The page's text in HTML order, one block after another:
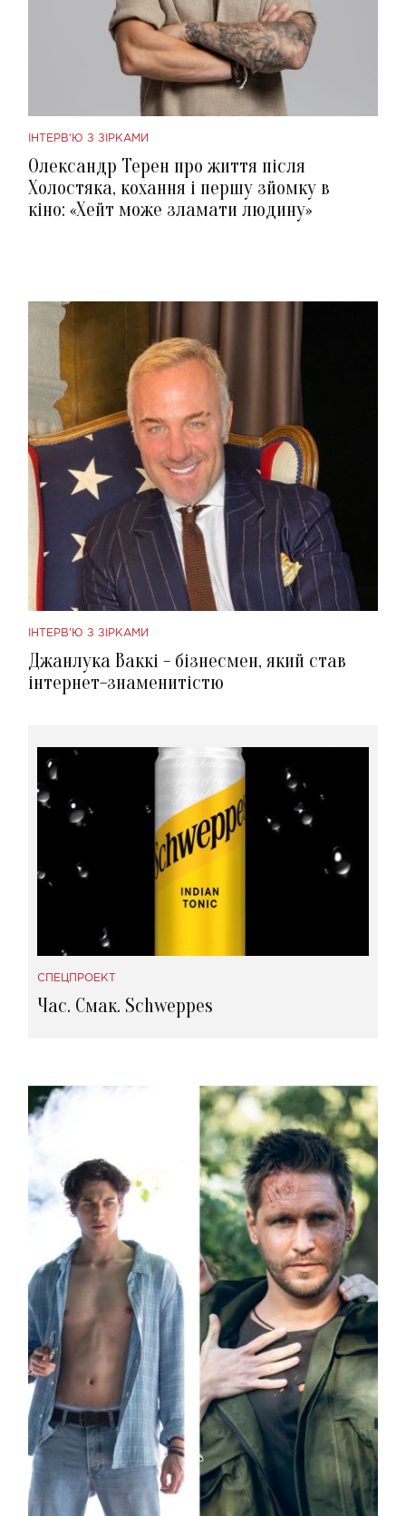
ІНТЕРВ'Ю З ЗІРКАМИ
Олександр Терен про життя після
Холостяка, кохання і першу зйомку в
кіно: «Хейт може зламати людину»
ІНТЕРВ'Ю З ЗІРКАМИ
Джанлука Ваккі - бізнесмен, який став
інтернет-знаменитістю
СПЕЦПРОЕКТ
Час. Смак. Schweppes